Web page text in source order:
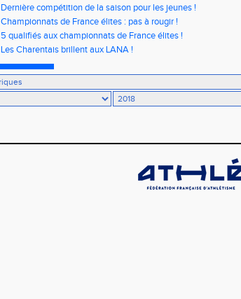
Dernière compétition de la saison pour les jeunes !
Championnats de France élites : pas à rougir !
5 qualifiés aux championnats de France élites !
Les Charentais brillent aux LANA !